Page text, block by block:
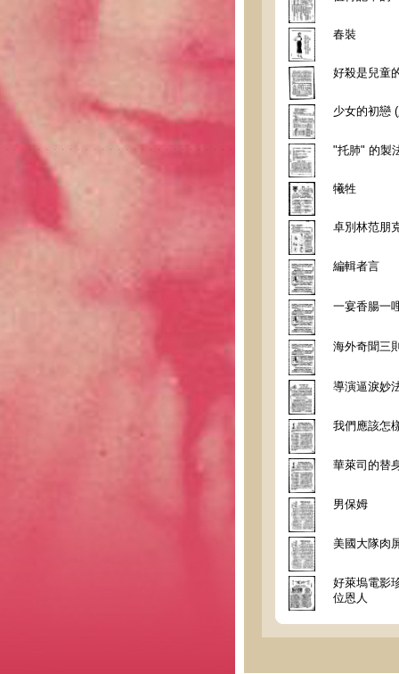
春裝
好殺是兒童
少女的初戀
"托肺" 的製
犧牲
卓別林范朋
編輯者言
一宴香腸一
海外奇聞三
導演逼淚妙
我們應該怎
華萊司的替
男保姆
美國大隊肉
好萊塢電影
位恩人